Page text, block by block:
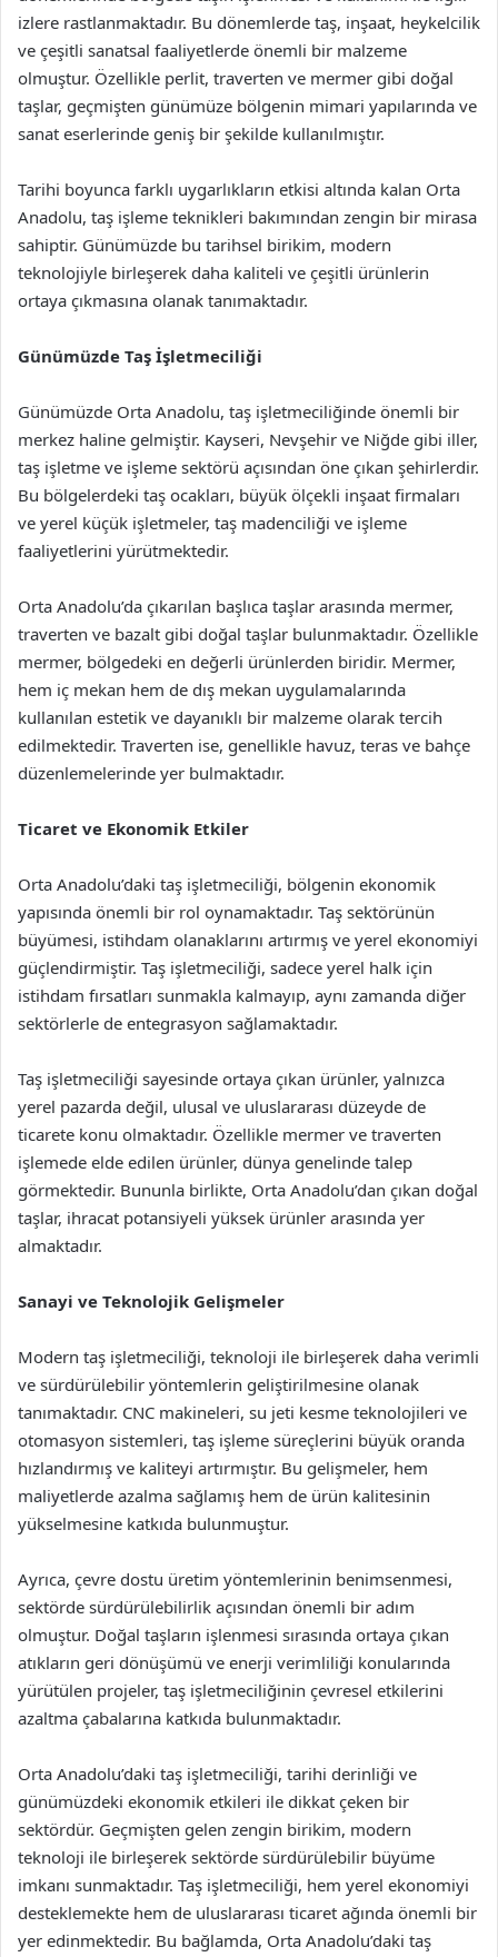
izlere rastlanmaktadır. Bu dönemlerde taş, inşaat, heykelcilik
ve çeşitli sanatsal faaliyetlerde önemli bir malzeme
olmuştur. Özellikle perlit, traverten ve mermer gibi doğal
taşlar, geçmişten günümüze bölgenin mimari yapılarında ve
sanat eserlerinde geniş bir şekilde kullanılmıştır.
Tarihi boyunca farklı uygarlıkların etkisi altında kalan Orta
Anadolu, taş işleme teknikleri bakımından zengin bir mirasa
sahiptir. Günümüzde bu tarihsel birikim, modern
teknolojiyle birleşerek daha kaliteli ve çeşitli ürünlerin
ortaya çıkmasına olanak tanımaktadır.
Günümüzde Taş İşletmeciliği
Günümüzde Orta Anadolu, taş işletmeciliğinde önemli bir
merkez haline gelmiştir. Kayseri, Nevşehir ve Niğde gibi iller,
taş işletme ve işleme sektörü açısından öne çıkan şehirlerdir.
Bu bölgelerdeki taş ocakları, büyük ölçekli inşaat firmaları
ve yerel küçük işletmeler, taş madenciliği ve işleme
faaliyetlerini yürütmektedir.
Orta Anadolu’da çıkarılan başlıca taşlar arasında mermer,
traverten ve bazalt gibi doğal taşlar bulunmaktadır. Özellikle
mermer, bölgedeki en değerli ürünlerden biridir. Mermer,
hem iç mekan hem de dış mekan uygulamalarında
kullanılan estetik ve dayanıklı bir malzeme olarak tercih
edilmektedir. Traverten ise, genellikle havuz, teras ve bahçe
düzenlemelerinde yer bulmaktadır.
Ticaret ve Ekonomik Etkiler
Orta Anadolu’daki taş işletmeciliği, bölgenin ekonomik
yapısında önemli bir rol oynamaktadır. Taş sektörünün
büyümesi, istihdam olanaklarını artırmış ve yerel ekonomiyi
güçlendirmiştir. Taş işletmeciliği, sadece yerel halk için
istihdam fırsatları sunmakla kalmayıp, aynı zamanda diğer
sektörlerle de entegrasyon sağlamaktadır.
Taş işletmeciliği sayesinde ortaya çıkan ürünler, yalnızca
yerel pazarda değil, ulusal ve uluslararası düzeyde de
ticarete konu olmaktadır. Özellikle mermer ve traverten
işlemede elde edilen ürünler, dünya genelinde talep
görmektedir. Bununla birlikte, Orta Anadolu’dan çıkan doğal
taşlar, ihracat potansiyeli yüksek ürünler arasında yer
almaktadır.
Sanayi ve Teknolojik Gelişmeler
Modern taş işletmeciliği, teknoloji ile birleşerek daha verimli
ve sürdürülebilir yöntemlerin geliştirilmesine olanak
tanımaktadır. CNC makineleri, su jeti kesme teknolojileri ve
otomasyon sistemleri, taş işleme süreçlerini büyük oranda
hızlandırmış ve kaliteyi artırmıştır. Bu gelişmeler, hem
maliyetlerde azalma sağlamış hem de ürün kalitesinin
yükselmesine katkıda bulunmuştur.
Ayrıca, çevre dostu üretim yöntemlerinin benimsenmesi,
sektörde sürdürülebilirlik açısından önemli bir adım
olmuştur. Doğal taşların işlenmesi sırasında ortaya çıkan
atıkların geri dönüşümü ve enerji verimliliği konularında
yürütülen projeler, taş işletmeciliğinin çevresel etkilerini
azaltma çabalarına katkıda bulunmaktadır.
Orta Anadolu’daki taş işletmeciliği, tarihi derinliği ve
günümüzdeki ekonomik etkileri ile dikkat çeken bir
sektördür. Geçmişten gelen zengin birikim, modern
teknoloji ile birleşerek sektörde sürdürülebilir büyüme
imkanı sunmaktadır. Taş işletmeciliği, hem yerel ekonomiyi
desteklemekte hem de uluslararası ticaret ağında önemli bir
yer edinmektedir. Bu bağlamda, Orta Anadolu’daki taş